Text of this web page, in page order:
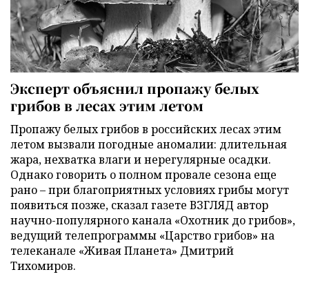
Эксперт объяснил пропажу белых
грибов в лесах этим летом
Пропажу белых грибов в российских лесах этим
летом вызвали погодные аномалии: длительная
жара, нехватка влаги и нерегулярные осадки.
Однако говорить о полном провале сезона еще
рано – при благоприятных условиях грибы могут
появиться позже, сказал газете ВЗГЛЯД автор
научно-популярного канала «Охотник до грибов»,
ведущий телепрограммы «Царство грибов» на
телеканале «Живая Планета» Дмитрий
Тихомиров.